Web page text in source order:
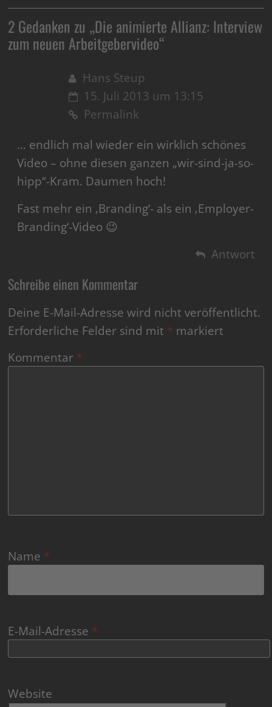
2 Gedanken zu „Die animierte Allianz: Interview
zum neuen Arbeitgebervideo“
Hans Steup
15. Juli 2013 um 13:15
Permalink
… endlich mal wieder ein wirklich schönes
Video – ohne diesen ganzen „wir-sind-ja-so-
hipp“-Kram. Daumen hoch!
Fast mehr ein ‚Branding‘- als ein ‚Employer-
Branding‘-Video 😉
Antwort
Schreibe einen Kommentar
Deine E-Mail-Adresse wird nicht veröffentlicht.
Erforderliche Felder sind mit * markiert
Kommentar *
Name *
E-Mail-Adresse *
Website